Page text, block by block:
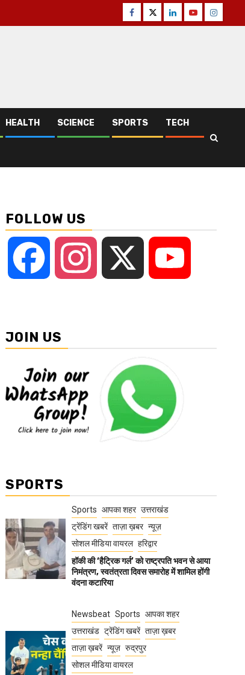
Facebook
TwitterLinkedinYoutube
HEALTH SCIENCE SPORTS TECH
FOLLOW US
Facebook Instagram
JOIN US
SPORTS
Sports आपका शहर उत्तराखंड
ट्रेंडिंग खबरें ताज़ा ख़बर न्यूज़
सोशल मीडिया वायरल हरिद्वार
हॉकी की ‘हैट्रिक गर्ल’ को राष्ट्रपति भवन से आया
निमंत्रण, स्वतंत्रता दिवस समारोह में शामिल होंगी
वंदना कटारिया
Newsbeat Sports आपका शहर
उत्तराखंड ट्रेंडिंग खबरें ताज़ा ख़बर
ताज़ा ख़बरें न्यूज़ रुद्रपुर
सोशल मीडिया वायरल